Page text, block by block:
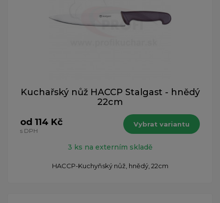
Kuchařský nůž HACCP Stalgast - hnědý
22cm
od 114 Kč
s DPH
Vybrat variantu
3 ks na externím skladě
HACCP-Kuchyňský nůž, hnědý, 22cm